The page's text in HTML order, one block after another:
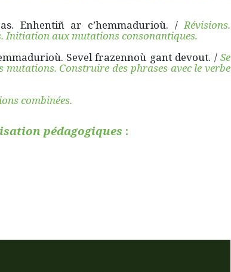
Enhentiñ ar c’hemmadurioù. /Révisions.
Initiation aux mutations consonantiques.
Sevel frazennoù gant devout. / Se
Construire des phrases avec le verbe
combinées.
pédagogiques :